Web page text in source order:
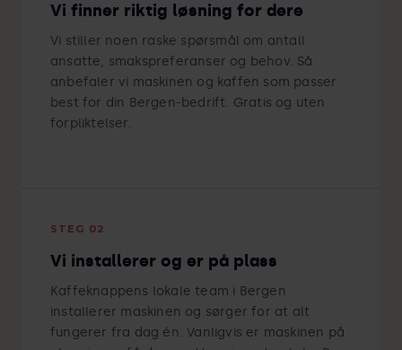
Vi finner riktig løsning for dere
Vi stiller noen raske spørsmål om antall
ansatte, smakspreferanser og behov. Så
anbefaler vi maskinen og kaffen som passer
best for din Bergen-bedrift. Gratis og uten
forpliktelser.
STEG 02
Vi installerer og er på plass
Kaffeknappens lokale team i Bergen
installerer maskinen og sørger for at alt
fungerer fra dag én. Vanligvis er maskinen på